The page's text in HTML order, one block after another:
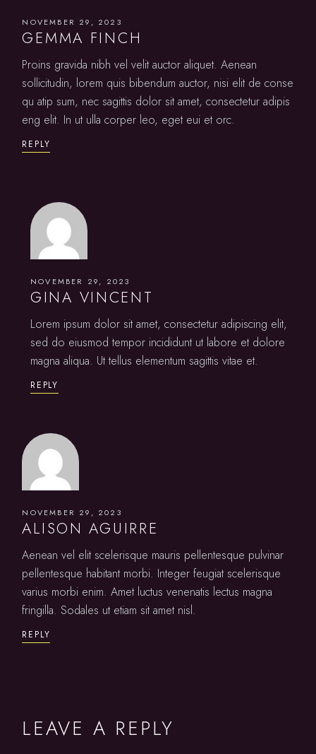
NOVEMBER 29, 2023
GEMMA FINCH
Proins gravida nibh vel velit auctor aliquet. Aenean
sollicitudin, lorem quis bibendum auctor, nisi elit de conse
qu atip sum, nec sagittis dolor sit amet, consectetur adipis
eng elit. In ut ulla corper leo, eget eui et orc.
REPLY
NOVEMBER 29, 2023
GINA VINCENT
Lorem ipsum dolor sit amet, consectetur adipiscing elit,
sed do eiusmod tempor incididunt ut labore et dolore
magna aliqua. Ut tellus elementum sagittis vitae et.
REPLY
NOVEMBER 29, 2023
ALISON AGUIRRE
Aenean vel elit scelerisque mauris pellentesque pulvinar
pellentesque habitant morbi. Integer feugiat scelerisque
varius morbi enim. Amet luctus venenatis lectus magna
fringilla. Sodales ut etiam sit amet nisl.
REPLY
LEAVE A REPLY